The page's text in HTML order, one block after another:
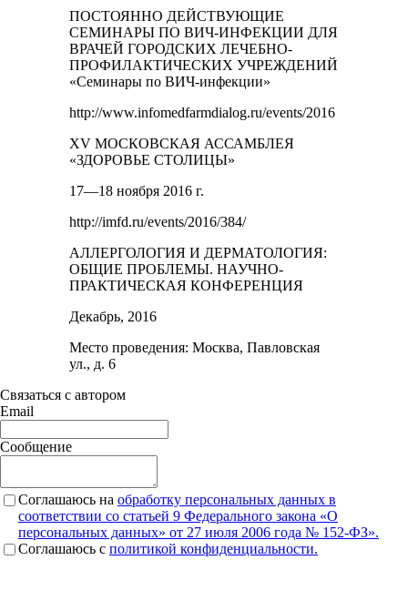
ПОСТОЯННО ДЕЙСТВУЮЩИЕ
СЕМИНАРЫ ПО ВИЧ-ИНФЕКЦИИ ДЛЯ
ВРАЧЕЙ ГОРОДСКИХ ЛЕЧЕБНО-
ПРОФИЛАКТИЧЕСКИХ УЧРЕЖДЕНИЙ
«Семинары по ВИЧ-инфекции»
http://www.infomedfarmdialog.ru/events/2016
XV МОСКОВСКАЯ АССАМБЛЕЯ
«ЗДОРОВЬЕ СТОЛИЦЫ»
17—18 ноября 2016 г.
http://imfd.ru/events/2016/384/
АЛЛЕРГОЛОГИЯ И ДЕРМАТОЛОГИЯ:
ОБЩИЕ ПРОБЛЕМЫ. НАУЧНО-
ПРАКТИЧЕСКАЯ КОНФЕРЕНЦИЯ
Декабрь, 2016
Место проведения: Москва, Павловская
ул., д. 6
Связаться с автором
Email
Сообщение
Соглашаюсь на обработку персональных данных в
соответствии со статьей 9 Федерального закона «О
персональных данных» от 27 июля 2006 года № 152-ФЗ».
Соглашаюсь c политикой конфиденциальности.